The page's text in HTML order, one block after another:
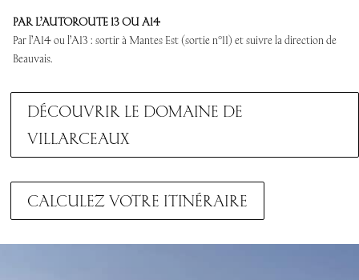
PAR L’AUTOROUTE 13 OU A14
Par l’A14 ou l’A13 : sortir à Mantes Est (sortie n°11) et suivre la direction de
Beauvais.
DÉCOUVRIR LE DOMAINE DE
VILLARCEAUX
CALCULEZ VOTRE ITINÉRAIRE